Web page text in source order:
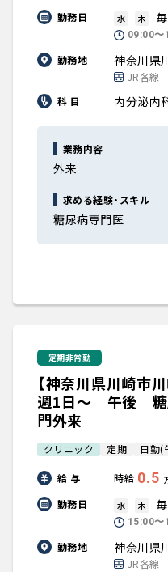
勤務日 水 木
09:00〜
勤務地 神奈川県
JR各線
科 目
内分泌内
業務内容
外来
求める経験・スキル
糖尿病専門医
定期非常勤
【神奈川県川崎市
週1日～ 午後 糖
門外来
クリニック 定期 日勤(
給 与 時給 0.5
勤務日 水 木
15:00〜
勤務地 神奈川県
JR各線